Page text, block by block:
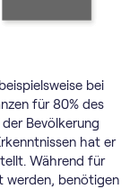
bei
für 80% des
Bevölkerung
hat er
Während für
werden, benötigen